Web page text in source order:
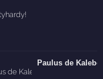
Paulus de